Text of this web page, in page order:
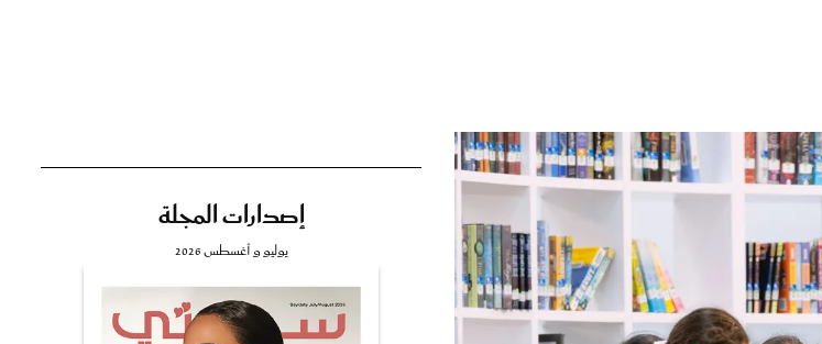
إصدارات المجلة
يوليو و أغسطس 2026
مجلة سيدتي
غلاف رفمي